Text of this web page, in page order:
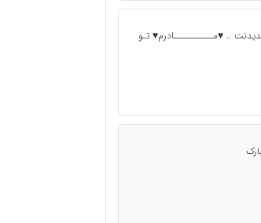
.. ♥مــــــــــادرم♥ تـو